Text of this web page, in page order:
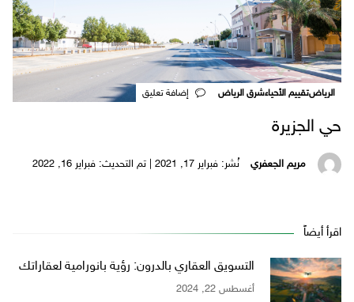
الرياضتقييم الأحياءشرق الرياض
حي الجزيرة
مريم الجعفري نُشر: فبراير 17, 2021 | تم التحديث: فبراير 16, 2022
اقرأ أيضاً
التسويق العقاري بالدرون: رؤية بانورامية لعقاراتك
أغسطس 22, 2024